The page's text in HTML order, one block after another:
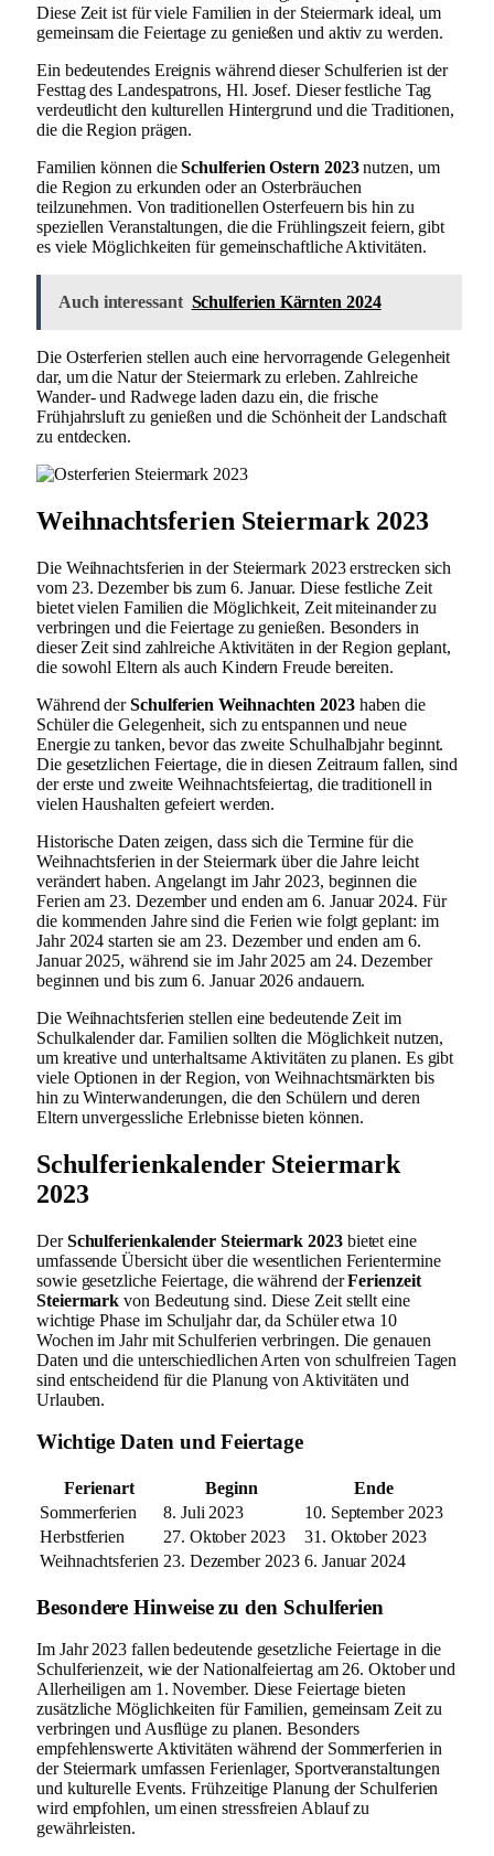
Diese Zeit ist für viele Familien in der Steiermark ideal, um
gemeinsam die Feiertage zu genießen und aktiv zu werden.
Ein bedeutendes Ereignis während dieser Schulferien ist der
Festtag des Landespatrons, Hl. Josef. Dieser festliche Tag
verdeutlicht den kulturellen Hintergrund und die Traditionen,
die die Region prägen.
Familien können dieSchulferien Ostern 2023nutzen, um
die Region zu erkunden oder an Osterbräuchen
teilzunehmen. Von traditionellen Osterfeuern bis hin zu
speziellen Veranstaltungen, die die Frühlingszeit feiern, gibt
es viele Möglichkeiten für gemeinschaftliche Aktivitäten.
Auch interessant Schulferien Kärnten 2024
Die Osterferien stellen auch eine hervorragende Gelegenheit
dar, um die Natur der Steiermark zu erleben. Zahlreiche
Wander- und Radwege laden dazu ein, die frische
Frühjahrsluft zu genießen und die Schönheit der Landschaft
zu entdecken.
Weihnachtsferien Steiermark 2023
Die Weihnachtsferien in der Steiermark 2023 erstrecken sich
vom 23. Dezember bis zum 6. Januar. Diese festliche Zeit
bietet vielen Familien die Möglichkeit, Zeit miteinander zu
verbringen und die Feiertage zu genießen. Besonders in
dieser Zeit sind zahlreiche Aktivitäten in der Region geplant,
die sowohl Eltern als auch Kindern Freude bereiten.
Während derSchulferien Weihnachten 2023haben die
Schüler die Gelegenheit, sich zu entspannen und neue
Energie zu tanken, bevor das zweite Schulhalbjahr beginnt.
Die gesetzlichen Feiertage, die in diesen Zeitraum fallen, sind
der erste und zweite Weihnachtsfeiertag, die traditionell in
vielen Haushalten gefeiert werden.
Historische Daten zeigen, dass sich die Termine für die
Weihnachtsferien in der Steiermark über die Jahre leicht
verändert haben. Angelangt im Jahr 2023, beginnen die
Ferien am 23. Dezember und enden am 6. Januar 2024. Für
die kommenden Jahre sind die Ferien wie folgt geplant: im
Jahr 2024 starten sie am 23. Dezember und enden am 6.
Januar 2025, während sie im Jahr 2025 am 24. Dezember
beginnen und bis zum 6. Januar 2026 andauern.
Die Weihnachtsferien stellen eine bedeutende Zeit im
Schulkalender dar. Familien sollten die Möglichkeit nutzen,
um kreative und unterhaltsame Aktivitäten zu planen. Es gibt
viele Optionen in der Region, von Weihnachtsmärkten bis
hin zu Winterwanderungen, die den Schülern und deren
Eltern unvergessliche Erlebnisse bieten können.
Schulferienkalender Steiermark
2023
DerSchulferienkalender Steiermark 2023bietet eine
umfassende Übersicht über die wesentlichen Ferientermine
sowie gesetzliche Feiertage, die während derFerienzeit
Steiermark von Bedeutung sind. Diese Zeit stellt eine
wichtige Phase im Schuljahr dar, da Schüler etwa 10
Wochen im Jahr mit Schulferien verbringen. Die genauen
Daten und die unterschiedlichen Arten von schulfreien Tagen
sind entscheidend für die Planung von Aktivitäten und
Urlauben.
Wichtige Daten und Feiertage
Ferienart Beginn
Ende
Sommerferien
8. Juli 2023
10. September 2023
Herbstferien
27. Oktober 2023
31. Oktober 2023
Weihnachtsferien 23. Dezember 2023 6. Januar 2024
Besondere Hinweise zu den Schulferien
Im Jahr 2023 fallen bedeutende gesetzliche Feiertage in die
Schulferienzeit, wie der Nationalfeiertag am 26. Oktober und
Allerheiligen am 1. November. Diese Feiertage bieten
zusätzliche Möglichkeiten für Familien, gemeinsam Zeit zu
verbringen und Ausflüge zu planen. Besonders
empfehlenswerte Aktivitäten während der Sommerferien in
der Steiermark umfassen Ferienlager, Sportveranstaltungen
und kulturelle Events. Frühzeitige Planung der Schulferien
wird empfohlen, um einen stressfreien Ablauf zu
gewährleisten.